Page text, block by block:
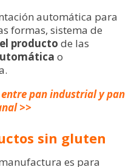
automática para
formas, sistema de
producto de las
o
pan industrial y pan
>>
sin gluten
es para